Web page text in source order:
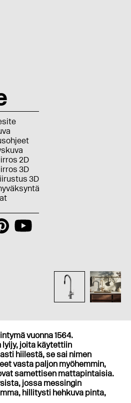
2D
3D
3D
vuonna 1564.
joita käytettiin
hiilestä, se sai nimen
vasta paljon myöhemmin,
samettisen mattapintaisia.
jossa messingin
hillitysti hehkuva pinta,